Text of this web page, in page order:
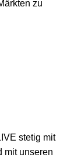
zu
stetig mit
mit unseren